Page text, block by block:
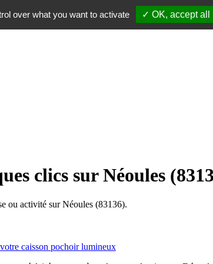
clics sur Néoules
ou activité sur Néoules (83136).
over what you want to activate ✓ OK, accept all